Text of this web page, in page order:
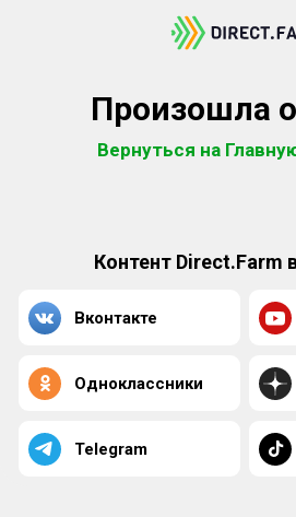
Произошла
Вернуться на
Контент Direct.Farm
Вконтакте
Одноклассники
Telegram